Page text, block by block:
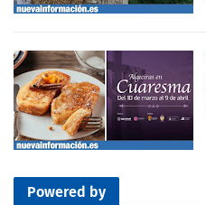
Powered by